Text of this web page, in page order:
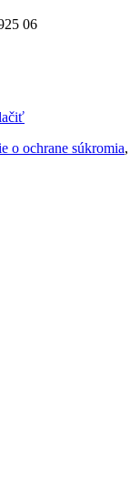
06
o ochrane súkromia,